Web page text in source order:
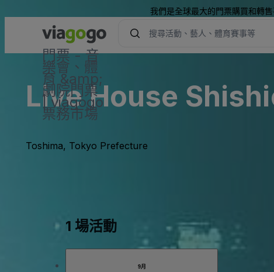
我們是全球最大的門票購買和轉
門票 - 音
樂會、體
育 &amp;
劇院門票
| viagogo
票務市場
Live House
Toshima, Tokyo Prefecture
1 場活動
9月